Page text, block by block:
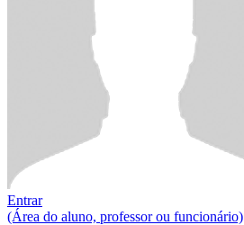
Entrar
(Área do aluno, professor ou funcionário)